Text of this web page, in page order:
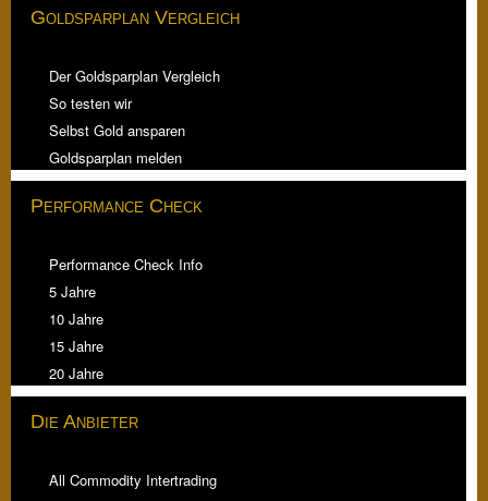
Goldsparplan Vergleich
Der Goldsparplan Vergleich
So testen wir
Selbst Gold ansparen
Goldsparplan melden
Performance Check
Performance Check Info
5 Jahre
10 Jahre
15 Jahre
20 Jahre
Die Anbieter
All Commodity Intertrading